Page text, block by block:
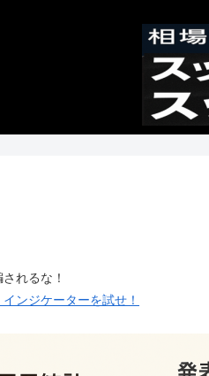
れるな！
ンジケーターを試せ！